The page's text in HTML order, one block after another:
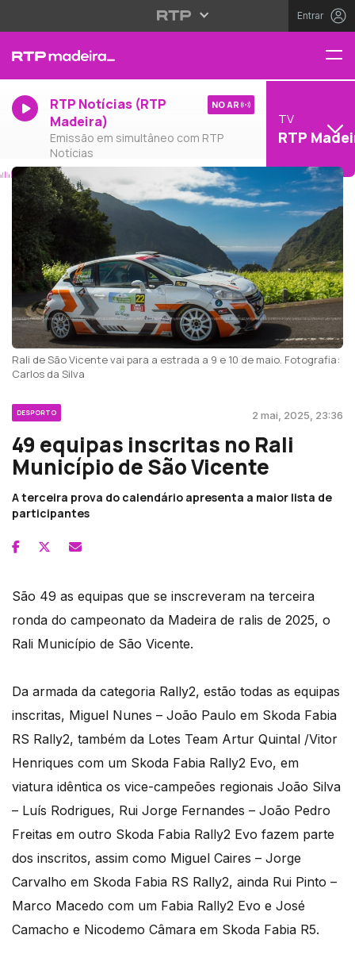
Entrar
RTP Notícias (RTP
Madeira)
Emissão em simultâneo com RTP
Notícias
NO AR
TV
RTP
Rali de São Vicente vai para a estrada a 9 e 10 de maio. Fotografia:
Carlos da Silva
DESPORTO 2 mai, 2025, 23:36
49 equipas inscritas no Rali
Município de São Vicente
A terceira prova do calendário apresenta a maior lista de
participantes
São 49 as equipas que se inscreveram na terceira
ronda do campeonato da Madeira de ralis de 2025, o
Rali Município de São Vicente.
Da armada da categoria Rally2, estão todas as equipas
inscritas, Miguel Nunes – João Paulo em Skoda Fabia
RS Rally2, também da Lotes Team Artur Quintal /Vitor
Henriques com um Skoda Fabia Rally2 Evo, em
viatura idêntica os vice-campeões regionais João Silva
– Luís Rodrigues, Rui Jorge Fernandes – João Pedro
Freitas em outro Skoda Fabia Rally2 Evo fazem parte
dos inscritos, assim como Miguel Caires – Jorge
Carvalho em Skoda Fabia RS Rally2, ainda Rui Pinto –
Marco Macedo com um Fabia Rally2 Evo e José
Camacho e Nicodemo Câmara em Skoda Fabia R5.